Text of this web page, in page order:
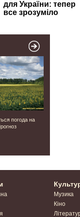
погода на
Музика
Кіно